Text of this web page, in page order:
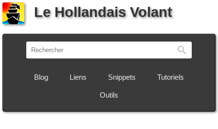
Le Hollandais Volant
Blog Liens Snippets Tutoriels
Outils